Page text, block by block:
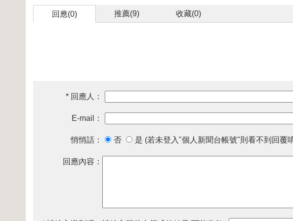
回應(0) 推薦(9) 收藏(0)
* 回應人：
E-mail：
悄悄話： 否 是 (若未登入"個人新聞台帳號"則看不到回覆
回應內容：